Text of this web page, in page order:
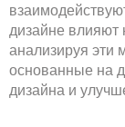
дизайне влияют
анализируя эти
основанные на
дизайна и